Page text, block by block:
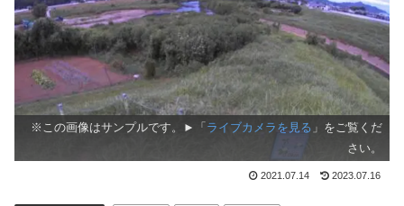
※この画像はサンプルです。►「 ライブカメラを見る 」をご覧くだ
さい。
2021.07.14 2023.07.16